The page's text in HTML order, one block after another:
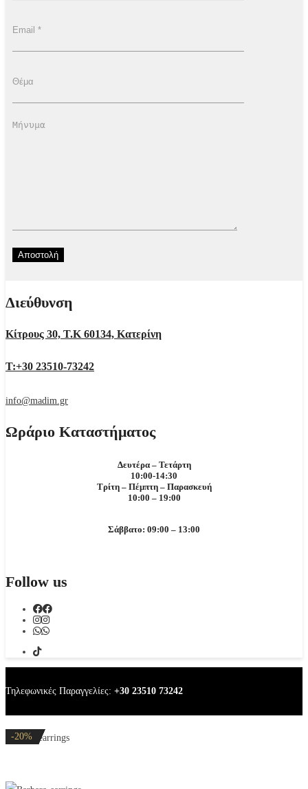
Διεύθυνση
Κίτρους 30, Τ.Κ 60134, Κατερίνη
Τ:+30 23510-73242
info@madim.gr
Ωράριο Καταστήματος
Δευτέρα – Τετάρτη
10:00-14:30
Τρίτη – Πέμπτη – Παρασκευή
10:00 – 19:00
Σάββατο: 09:00 – 13:00
Follow us
Τηλεφωνικές Παραγγελίες: +30 23510 73242
Barbara earrings
-20%
-32%
-20%
-20%
-20%